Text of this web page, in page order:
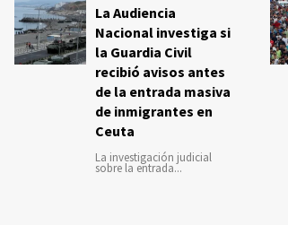
La Audiencia
Nacional investiga si
la Guardia Civil
recibió avisos antes
de la entrada masiva
de inmigrantes en
Ceuta
La investigación judicial
sobre la entrada...